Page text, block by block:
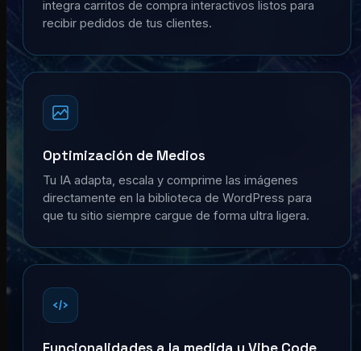
integra carritos de compra interactivos listos para
recibir pedidos de tus clientes.
Optimización de Medios
Tu IA adapta, escala y comprime las imágenes
directamente en la biblioteca de WordPress para
que tu sitio siempre cargue de forma ultra ligera.